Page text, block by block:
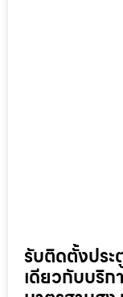
รับติดตั้งประ
เดียวกับบริก